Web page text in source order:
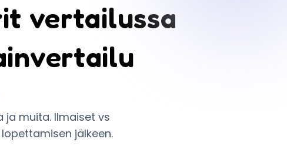
vertailussa
ja muita. Ilmaiset vs
jälkeen.